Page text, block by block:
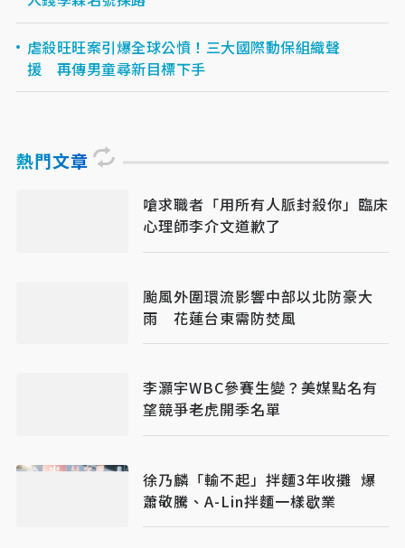
虐殺旺旺案引爆全球公憤！三大國際動保組織聲
援 再傳男童尋新目標下手
熱門文章
嗆求職者「用所有人脈封殺你」臨床
心理師李介文道歉了
颱風外圍環流影響中部以北防豪大
雨 花蓮台東需防焚風
李灝宇WBC參賽生變？美媒點名有
望競爭老虎開季名單
徐乃麟「輸不起」拌麵3年收攤 爆
蕭敬騰、A-Lin拌麵一樣歇業